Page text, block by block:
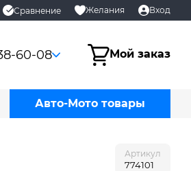
Сравнение Желания Вход
60-08 Мой заказ
Авто-Мото товары
Артикул
774101